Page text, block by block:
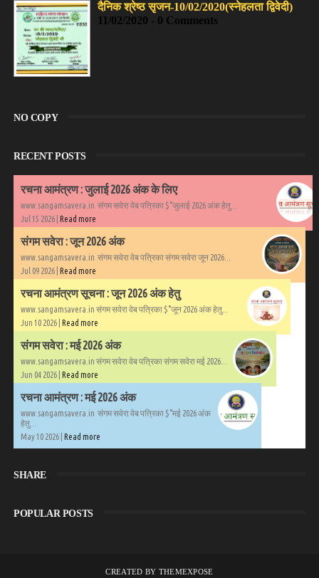
दैनिक श्रेष्ठ सृजन-10/02/2020(स्नेहलता द्विवेदी)
11/02/2020 - 0 Comments
NO COPY
RECENT POSTS
रचना आमंत्रण : जुलाई 2026 अंक के लिए
www.sangamsavera.in संगम सवेरा वेब पत्रिका $°जुलाई 2026 अंक हेतु...
Jul 15 2026 | Read more
संगम सवेरा : जून 2026 अंक
www.sangamsavera.in संगम सवेरा वेब पत्रिका संगम सवेरा जून 2026...
Jul 09 2026 | Read more
रचना आमंत्रण सूचना : जून 2026 अंक हेतु
www.sangamsavera.in संगम सवेरा वेब पत्रिका $°जून 2026 अंक हेतु...
Jun 10 2026 | Read more
संगम सवेरा : मई 2026 अंक
www.sangamsavera.in संगम सवेरा वेब पत्रिका संगम सवेरा मई 2026...
Jun 04 2026 | Read more
रचना आमंत्रण : मई 2026 अंक
www.sangamsavera.in संगम सवेरा वेब पत्रिका $°मई 2026 अंक
हेतु...
May 10 2026 | Read more
SHARE
POPULAR POSTS
CREATED BY THEMEXPOSE